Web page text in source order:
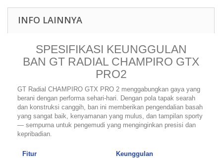
INFO LAINNYA
SPESIFIKASI KEUNGGULAN
BAN GT RADIAL CHAMPIRO GTX
PRO2
GT Radial CHAMPIRO GTX PRO 2 menggabungkan gaya yang
berani dengan performa sehari-hari. Dengan pola tapak searah
dan konstruksi canggih, ban ini memberikan pengendalian basah
yang sangat baik, kenyamanan yang mulus, dan tampilan sporty
— sempurna untuk pengemudi yang menginginkan presisi dan
kepribadian.
Fitur Keunggulan